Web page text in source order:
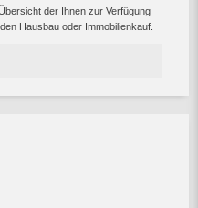
der Ihnen zur Verfügung
Hausbau oder Immobilienkauf.